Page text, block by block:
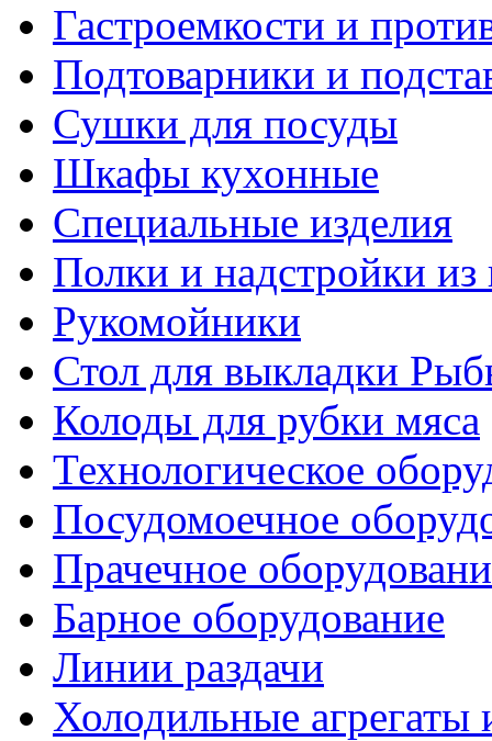
Гастроемкости и
Подтоварники и
Сушки для посуды
Шкафы кухонные
Специальные изделия
Полки и надстройки из
Рукомойники
Стол для выкладки
Колоды для рубки мяса
Технологическое
Посудомоечное
Прачечное
Барное оборудование
Линии раздачи
Холодильные агрегаты